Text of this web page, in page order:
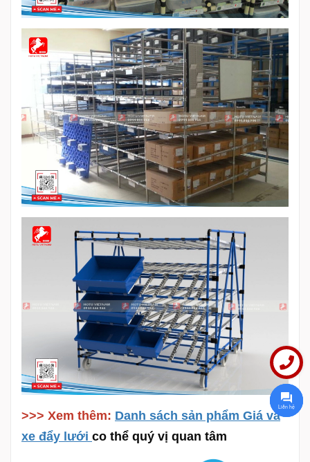
>>> Xem thêm: Danh sách sản phẩm Giá và
xe đẩy lưới co thể quý vị quan tâm
Liên hệ